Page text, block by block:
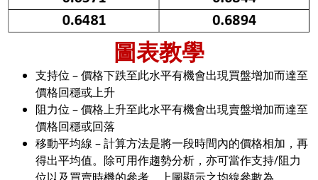
圖表教學
支持位 – 價格下跌至此水平有機會出現買盤增加而達至
價格回穩或上升
阻力位 – 價格上升至此水平有機會出現賣盤增加而達至
價格回穩或回落
移動平均線 – 計算方法是將一段時間內的價格相加，再
得出平均值。除可用作趨勢分析，亦可當作支持/阻力
位以及買賣時機的參考。上圖顯示之均線參數為